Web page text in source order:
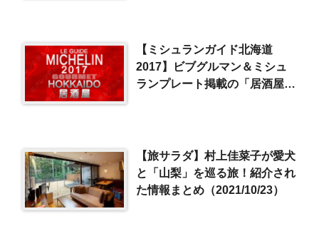
【ミシュランガイド北海道
2017】ビブグルマン＆ミシュ
ランプレート掲載の「居酒屋」
【旅サラダ】村上佳菜子が愛犬
と「山梨」を巡る旅！紹介され
た情報まとめ（2021/10/23）